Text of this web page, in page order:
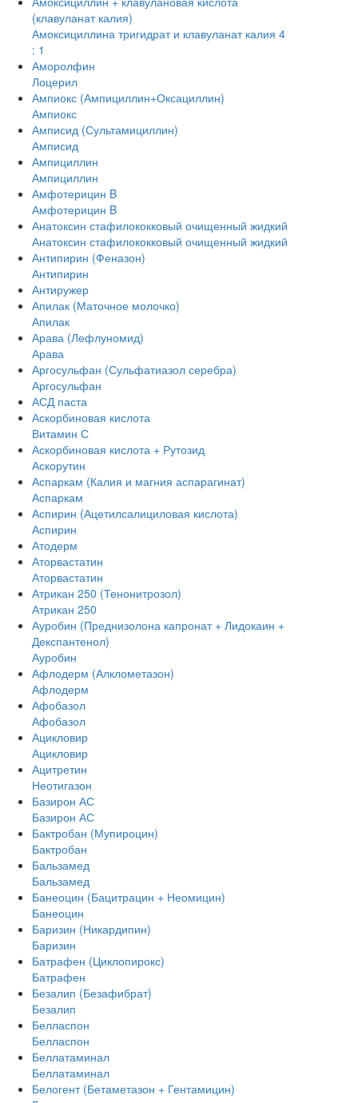
(клавуланат калия)
Амоксициллина тригидрат и клавуланат калия 4
: 1
Аморолфин
Лоцерил
Ампиокс (Ампициллин+Оксациллин)
Ампиокс
Амписид (Сультамициллин)
Амписид
Ампициллин
Ампициллин
Амфотерицин B
Амфотерицин B
Анатоксин стафилококковый очищенный жидкий
Анатоксин стафилококковый очищенный жидкий
Антипирин (Феназон)
Антипирин
Антиружер
Апилак (Маточное молочко)
Апилак
Арава (Лефлуномид)
Арава
Аргосульфан (Сульфатиазол серебра)
Аргосульфан
АСД паста
Аскорбиновая кислота
Витамин С
Аскорбиновая кислота + Рутозид
Аскорутин
Аспаркам (Калия и магния аспарагинат)
Аспаркам
Аспирин (Ацетилсалициловая кислота)
Аспирин
Атодерм
Аторвастатин
Аторвастатин
Атрикан 250 (Тенонитрозол)
Атрикан 250
Ауробин (Преднизолона капронат + Лидокаин +
Декспантенол)
Ауробин
Афлодерм (Алклометазон)
Афлодерм
Афобазол
Афобазол
Ацикловир
Ацикловир
Ацитретин
Неотигазон
Базирон АС
Базирон АС
Бактробан (Мупироцин)
Бактробан
Бальзамед
Бальзамед
Банеоцин (Бацитрацин + Неомицин)
Банеоцин
Баризин (Никардипин)
Баризин
Батрафен (Циклопирокс)
Батрафен
Безалип (Безафибрат)
Безалип
Белласпон
Белласпон
Беллатаминал
Беллатаминал
Белогент (Бетаметазон + Гентамицин)